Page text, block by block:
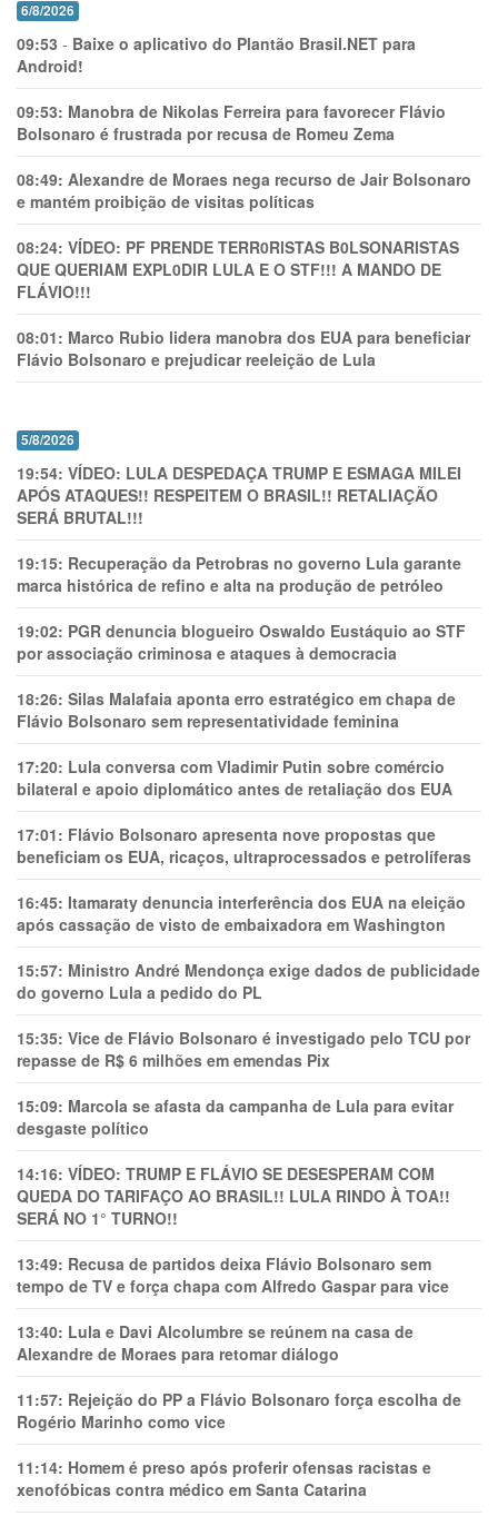
6/8/2026
09:53 - Baixe o aplicativo do Plantão Brasil.NET para
Android!
09:53: Manobra de Nikolas Ferreira para favorecer Flávio
Bolsonaro é frustrada por recusa de Romeu Zema
08:49: Alexandre de Moraes nega recurso de Jair Bolsonaro
e mantém proibição de visitas políticas
08:24: VÍDEO: PF PRENDE TERR0RlSTAS B0LSONARlSTAS
QUE QUERIAM EXPL0DlR LULA E O STF!!! A MANDO DE
FLÁVIO!!!
08:01: Marco Rubio lidera manobra dos EUA para beneficiar
Flávio Bolsonaro e prejudicar reeleição de Lula
5/8/2026
19:54: VÍDEO: LULA DESPEDAÇA TRUMP E ESMAGA MILEI
APÓS ATAQUES!! RESPEITEM O BRASIL!! RETALIAÇÃO
SERÁ BRUTAL!!!
19:15: Recuperação da Petrobras no governo Lula garante
marca histórica de refino e alta na produção de petróleo
19:02: PGR denuncia blogueiro Oswaldo Eustáquio ao STF
por associação criminosa e ataques à democracia
18:26: Silas Malafaia aponta erro estratégico em chapa de
Flávio Bolsonaro sem representatividade feminina
17:20: Lula conversa com Vladimir Putin sobre comércio
bilateral e apoio diplomático antes de retaliação dos EUA
17:01: Flávio Bolsonaro apresenta nove propostas que
beneficiam os EUA, ricaços, ultraprocessados e petrolíferas
16:45: Itamaraty denuncia interferência dos EUA na eleição
após cassação de visto de embaixadora em Washington
15:57: Ministro André Mendonça exige dados de publicidade
do governo Lula a pedido do PL
15:35: Vice de Flávio Bolsonaro é investigado pelo TCU por
repasse de R$ 6 milhões em emendas Pix
15:09: Marcola se afasta da campanha de Lula para evitar
desgaste político
14:16: VÍDEO: TRUMP E FLÁVIO SE DESESPERAM COM
QUEDA DO TARIFAÇO AO BRASIL!! LULA RINDO À TOA!!
SERÁ NO 1° TURNO!!
13:49: Recusa de partidos deixa Flávio Bolsonaro sem
tempo de TV e força chapa com Alfredo Gaspar para vice
13:40: Lula e Davi Alcolumbre se reúnem na casa de
Alexandre de Moraes para retomar diálogo
11:57: Rejeição do PP a Flávio Bolsonaro força escolha de
Rogério Marinho como vice
11:14: Homem é preso após proferir ofensas racistas e
xenofóbicas contra médico em Santa Catarina